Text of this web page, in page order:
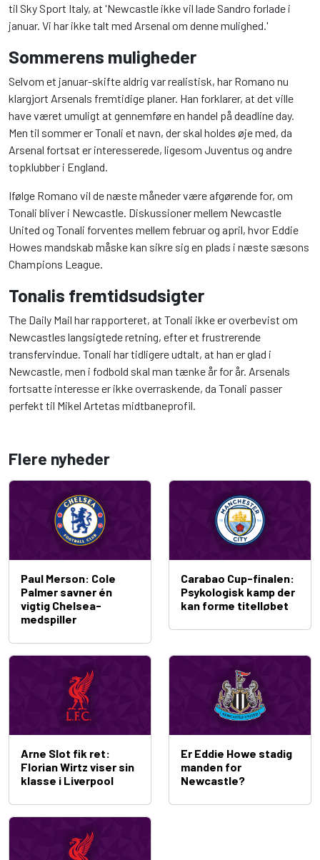
til Sky Sport Italy, at 'Newcastle ikke vil lade Sandro forlade i
januar. Vi har ikke talt med Arsenal om denne mulighed.'
Sommerens muligheder
Selvom et januar-skifte aldrig var realistisk, har Romano nu
klargjort Arsenals fremtidige planer. Han forklarer, at det ville
have været umuligt at gennemføre en handel på deadline day.
Men til sommer er Tonali et navn, der skal holdes øje med, da
Arsenal fortsat er interesserede, ligesom Juventus og andre
topklubber i England.
Ifølge Romano vil de næste måneder være afgørende for, om
Tonali bliver i Newcastle. Diskussioner mellem Newcastle
United og Tonali forventes mellem februar og april, hvor Eddie
Howes mandskab måske kan sikre sig en plads i næste sæsons
Champions League.
Tonalis fremtidsudsigter
The Daily Mail har rapporteret, at Tonali ikke er overbevist om
Newcastles langsigtede retning, efter et frustrerende
transfervindue. Tonali har tidligere udtalt, at han er glad i
Newcastle, men i fodbold skal man tænke år for år. Arsenals
fortsatte interesse er ikke overraskende, da Tonali passer
perfekt til Mikel Artetas midtbaneprofil.
Flere nyheder
Paul Merson: Cole
Palmer savner én
vigtig Chelsea-
medspiller
Carabao Cup-finalen:
Psykologisk kamp der
kan forme titelløbet
Arne Slot fik ret:
Florian Wirtz viser sin
klasse i Liverpool
Er Eddie Howe stadig
manden for
Newcastle?